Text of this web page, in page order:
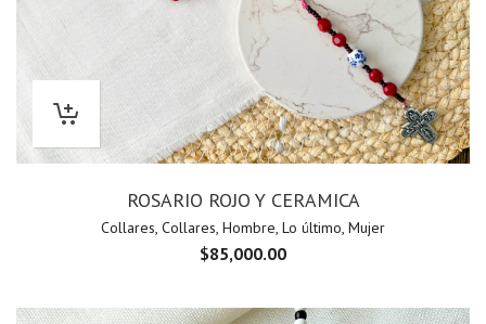
ROSARIO ROJO Y CERAMICA
Collares, Collares, Hombre, Lo último, Mujer
$85,000.00